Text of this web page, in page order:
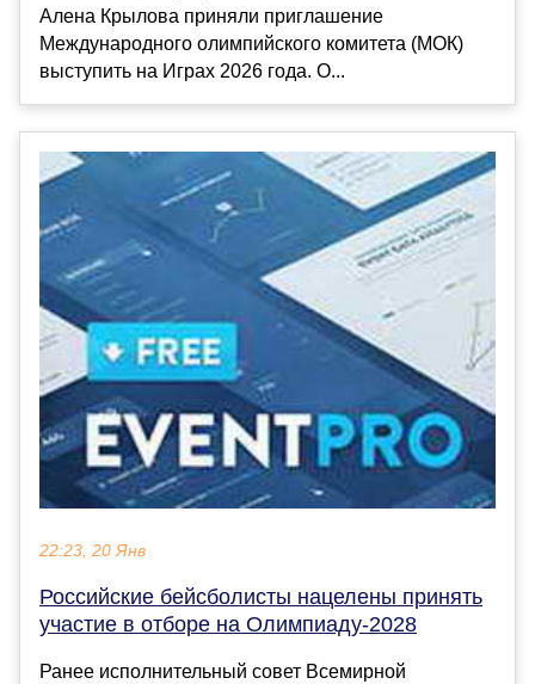
Алена Крылова приняли приглашение
Международного олимпийского комитета (МОК)
выступить на Играх 2026 года. О...
22:23, 20 Янв
Российские бейсболисты нацелены принять
участие в отборе на Олимпиаду-2028
Ранее исполнительный совет Всемирной